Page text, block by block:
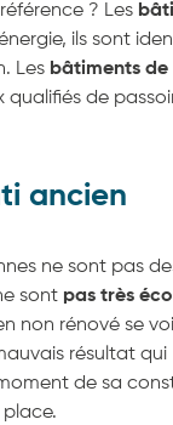
? Les
ils sont
Les bâtiments de
de
ancien
ne sont pas
sont pas très
non rénové se
résultat qui
de sa
place.